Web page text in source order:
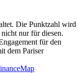
Die Punktzahl wird
nur für diesen.
für den
dem Pariser